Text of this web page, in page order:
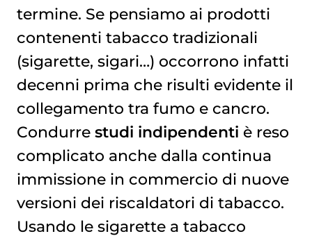
termine. Se pensiamo ai prodotti
contenenti tabacco tradizionali
(sigarette, sigari…) occorrono infatti
decenni prima che risulti evidente il
collegamento tra fumo e cancro.
Condurre studi indipendenti è reso
complicato anche dalla continua
immissione in commercio di nuove
versioni dei riscaldatori di tabacco.
Usando le sigarette a tabacco